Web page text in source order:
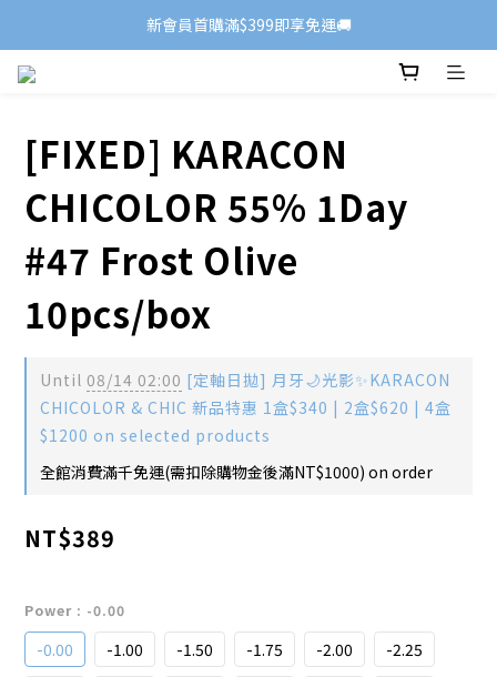
新會員首購滿$399即享免運🚚
[FIXED] KARACON
CHICOLOR 55% 1Day
#47 Frost Olive
10pcs/box
Until 08/14 02:00 [定軸日拋] 月牙🌙光影✨KARACON
CHICOLOR & CHIC 新品特惠 1盒$340 | 2盒$620 | 4盒
$1200 on selected products
全館消費滿千免運(需扣除購物金後滿NT$1000) on order
NT$389
Power : -0.00
-0.00 -1.00 -1.50 -1.75 -2.00
-2.25